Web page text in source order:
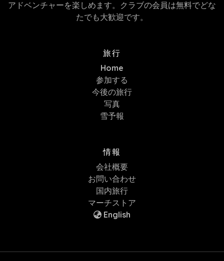
アドベンチャーを楽しめます。クラブの会員は無料でどな
たでも大歓迎です。
旅行
Home
参加する
今後の旅行
写真
雪予報
情報
会社概要
お問い合わせ
国内旅行
マーチストア
English